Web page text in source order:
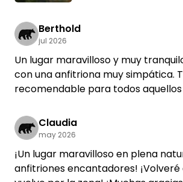
Berthold
jul 2026
Un lugar maravilloso y muy
con una anfitriona muy simpática.
recomendable para todos
Claudia
may 2026
¡Un lugar maravilloso en plena
anfitriones encantadores!